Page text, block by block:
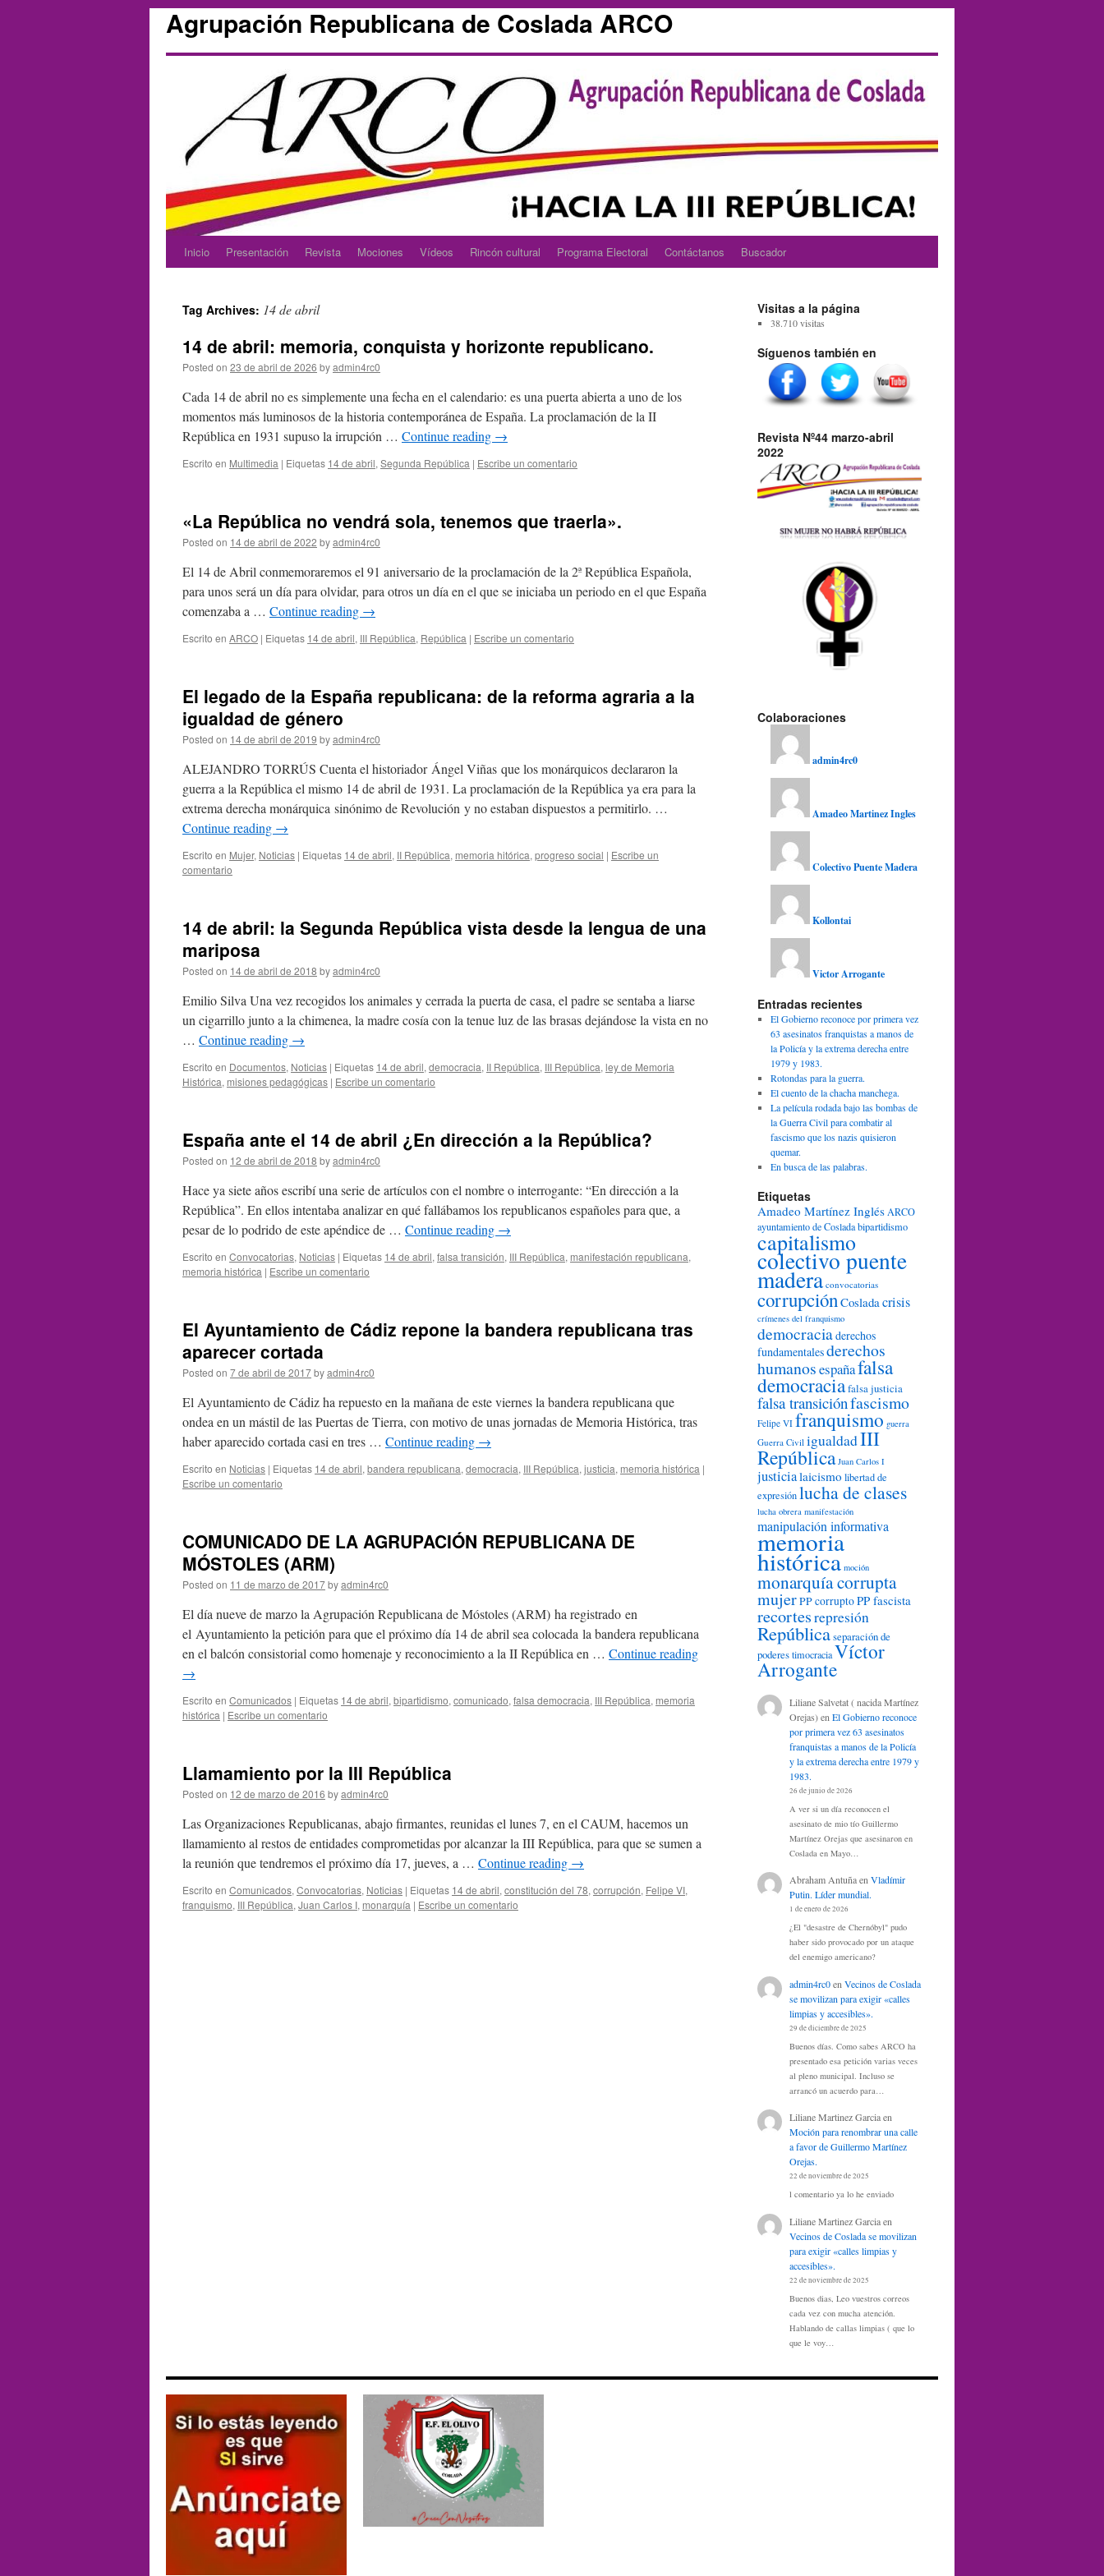
Agrupación Republicana de Coslada ARCO
Skip
content
Inicio Presentación Revista Mociones Vídeos Rincón cultural Programa Electoral Contáctanos Buscador
Tag Archives: 14 de abril
14 de abril: memoria, conquista y horizonte republicano.
Posted on 23 de abril de 2026 byadmin4rc0
Cada 14 de abril no es simplemente una fecha en el calendario: es una puerta abierta a uno de los
momentos más luminosos de la historia contemporánea de España. La proclamación de la II
República en 1931 supuso la irrupción … Continue reading →
Escrito en Multimedia | Eiquetas 14 de abril, Segunda República | Escribe un comentario
«La República no vendrá sola, tenemos que traerla».
Posted on 14 de abril de 2022 byadmin4rc0
El 14 de Abril conmemoraremos el 91 aniversario de la proclamación de la 2ª República Española,
para unos será un día para olvidar, para otros un día en el que se iniciaba un periodo en el que España
comenzaba a … Continue reading →
Escrito en ARCO | Eiquetas 14 de abril, III República, República | Escribe un comentario
El legado de la España republicana: de la reforma agraria a la
igualdad de género
Posted on 14 de abril de 2019 byadmin4rc0
ALEJANDRO TORRÚS Cuenta el historiador Ángel Viñas que los monárquicos declararon la
guerra a la República el mismo 14 de abril de 1931. La proclamación de la República ya era para la
extrema derecha monárquica sinónimo de Revolución y no estaban dispuestos a permitirlo. …
Continue reading →
Escrito en Mujer, Noticias | Eiquetas 14 de abril, II República, memoria hitórica, progreso social | Escribe un
comentario
14 de abril: la Segunda República vista desde la lengua de una
mariposa
Posted on 14 de abril de 2018 byadmin4rc0
Emilio Silva Una vez recogidos los animales y cerrada la puerta de casa, el padre se sentaba a liarse
un cigarrillo junto a la chimenea, la madre cosía con la tenue luz de las brasas dejándose la vista en no
… Continue reading →
Escrito en Documentos, Noticias | Eiquetas 14 de abril, democracia, II República, III República, ley de Memoria
Histórica, misiones pedagógicas | Escribe un comentario
España ante el 14 de abril ¿En dirección a la República?
Posted on 12 de abril de 2018 byadmin4rc0
Hace ya siete años escribí una serie de artículos con el nombre o interrogante: “En dirección a la
República”. En ellos intentaba analizar en qué fallábamos los republicanos españoles para que, a
pesar de lo podrido de este apéndice de … Continue reading →
Escrito en Convocatorias, Noticias | Eiquetas 14 de abril, falsa transición, III República, manifestación republicana,
memoria histórica | Escribe un comentario
El Ayuntamiento de Cádiz repone la bandera republicana tras
aparecer cortada
Posted on 7 de abril de 2017byadmin4rc0
El Ayuntamiento de Cádiz ha repuesto en la mañana de este viernes la bandera republicana que
ondea en un mástil de las Puertas de Tierra, con motivo de unas jornadas de Memoria Histórica, tras
haber aparecido cortada casi en tres … Continue reading →
Escrito en Noticias | Eiquetas 14 de abril, bandera republicana, democracia, III República, justicia, memoria histórica |
Escribe un comentario
COMUNICADO DE LA AGRUPACIÓN REPUBLICANA DE
MÓSTOLES (ARM)
Posted on 11 de marzo de 2017byadmin4rc0
El día nueve de marzo la Agrupación Republicana de Móstoles (ARM) ha registrado en
el Ayuntamiento la petición para que el próximo día 14 de abril sea colocada la bandera republicana
en el balcón consistorial como homenaje y reconocimiento a la II República en … Continue reading
→
Escrito en Comunicados | Eiquetas 14 de abril, bipartidismo, comunicado, falsa democracia, III República, memoria
histórica | Escribe un comentario
Llamamiento por la III República
Posted on 12 de marzo de 2016 byadmin4rc0
Las Organizaciones Republicanas, abajo firmantes, reunidas el lunes 7, en el CAUM, hacemos un
llamamiento al restos de entidades comprometidas por alcanzar la III República, para que se sumen a
la reunión que tendremos el próximo día 17, jueves, a … Continue reading →
Escrito en Comunicados, Convocatorias, Noticias | Eiquetas 14 de abril, constitución del 78, corrupción, Felipe VI,
franquismo, III República, Juan Carlos I, monarquía | Escribe un comentario
Visitas a la página
38.710 visitas
Síguenos también en
Revista Nº44 marzo-abril
2022
Colaboraciones
admin4rc0
Amadeo Martinez Ingles
Colectivo Puente Madera
Kollontai
Victor Arrogante
Entradas recientes
El Gobierno reconoce por primera vez
63 asesinatos franquistas a manos de
la Policía y la extrema derecha entre
1979 y 1983.
Rotondas para la guerra.
El cuento de la chacha manchega.
La película rodada bajo las bombas de
la Guerra Civil para combatir al
fascismo que los nazis quisieron
quemar.
En busca de las palabras.
Etiquetas
Amadeo Martínez Inglés ARCO
ayuntamiento de Cosladabipartidismo
capitalismo
colectivo puente
madera convocatorias
corrupciónCosladacrisis
crímenes del franquismo
democraciaderechos
fundamentalesderechos
humanosespañafalsa
democraciafalsa justicia
falsa transiciónfascismo
Felipe VI franquismo guerra
Guerra Civil igualdadIII
República Juan Carlos I
justicialaicismo libertad de
expresiónlucha de clases
lucha obrera manifestación
manipulación informativa
memoria
histórica moción
monarquía corrupta
mujerPP corruptoPP fascista
recortesrepresión
Repúblicaseparación de
poderestimocraciaVíctor
Arrogante
Liliane Salvetat ( nacida Martínez
Orejas)en El Gobierno reconoce
por primera vez 63 asesinatos
franquistas a manos de la Policía
y la extrema derecha entre 1979 y
1983.
26 de junio de 2026
A ver si un día reconocen el
asesinato de mio tío Guillermo
Martínez Orejas que asesinaron en
Coslada en Mayo…
Abraham AntuñaenVladímir
Putin. Líder mundial.
1 de enero de 2026
¿El "desastre de Chernóbyl" pudo
haber sido provocado por un ataque
del enemigo americano?
admin4rc0en Vecinos de Coslada
se movilizan para exigir «calles
limpias y accesibles».
29 de diciembre de 2025
Buenos días. Como sabes ARCO ha
presentado esa petición varias veces
al pleno municipal. Incluso se
arrancó un acuerdo para…
Liliane Martinez Garciaen
Moción para renombrar una calle
a favor de Guillermo Martínez
Orejas.
22 de noviembre de 2025
l comentario ya lo he enviado
Liliane Martinez Garciaen
Vecinos de Coslada se movilizan
para exigir «calles limpias y
accesibles».
22 de noviembre de 2025
Buenos dias, Leo vuestros correos
cada vez con mucha atención.
Hablando de callas limpias ( que lo
que le voy…